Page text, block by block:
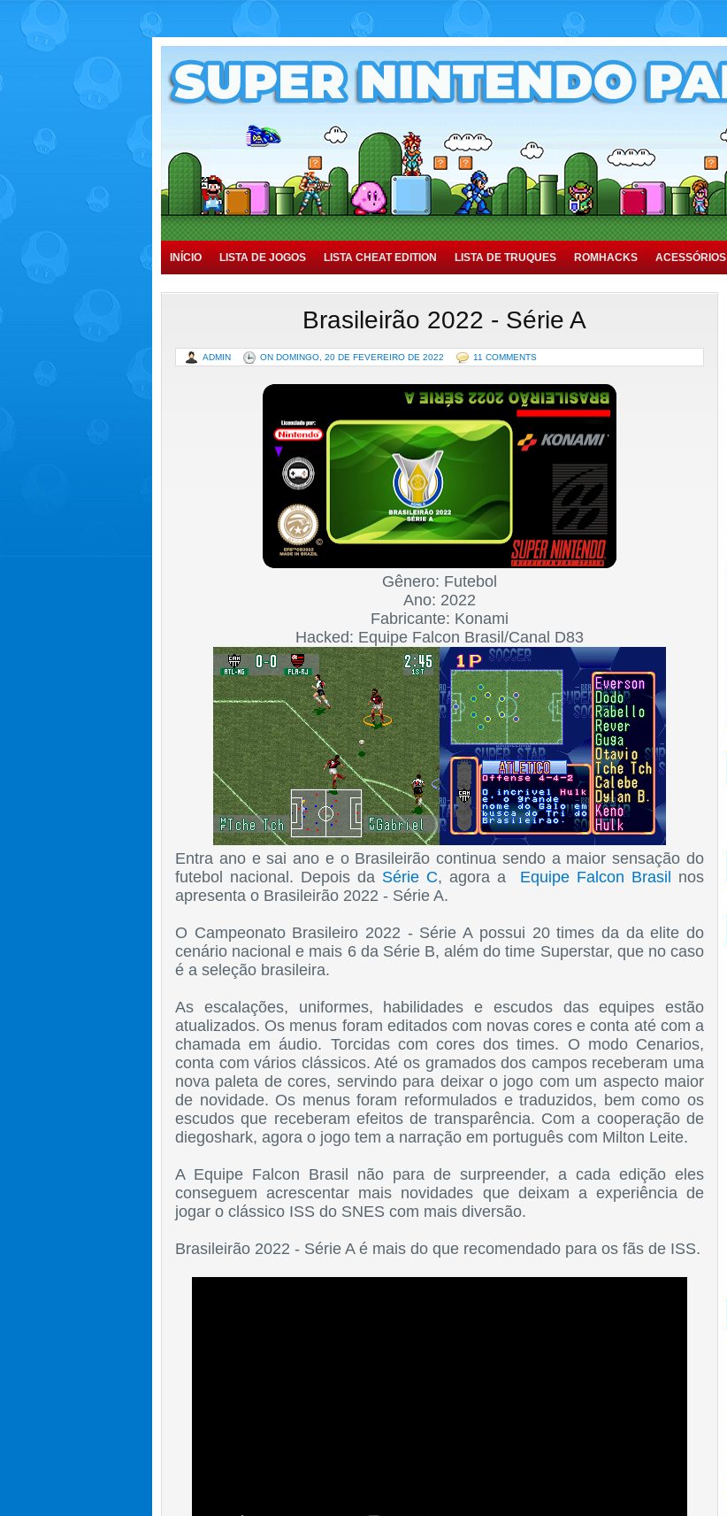
INÍCIO LISTA DE JOGOS LISTA CHEAT EDITION LISTA DE TRUQUES ROMHACKS ACESSÓRIOS
TUTORIAIS HISTÓRIA
Brasileirão 2022 - Série A
ADMIN ON DOMINGO, 20 DE FEVEREIRO DE 2022 11 COMMENTS
Gênero: Futebol
Ano: 2022
Fabricante: Konami
Hacked: Equipe Falcon Brasil/Canal D83
Entra ano e sai ano e o Brasileirão continua sendo a maior sensação do
futebol nacional. Depois da Série C, agora a Equipe Falcon Brasil
nos
apresenta o Brasileirão 2022 - Série A.
O Campeonato Brasileiro 2022 - Série A possui 20 times da da elite do
cenário nacional e mais 6 da Série B, além do time Superstar, que no caso
é a seleção brasileira.
As escalações, uniformes, habilidades e escudos das equipes estão
atualizados. Os menus foram editados com novas cores e conta até com a
chamada em áudio. Torcidas com cores dos times. O modo Cenarios,
conta com vários clássicos. Até os gramados dos campos receberam uma
nova paleta de cores, servindo para deixar o jogo com um aspecto maior
de novidade. Os menus foram reformulados e traduzidos, bem como os
escudos que receberam efeitos de transparência. Com a cooperação de
diegoshark, agora o jogo tem a narração em português com Milton Leite.
A Equipe Falcon Brasil não para de surpreender, a cada edição eles
conseguem acrescentar mais novidades que deixam a experiência de
jogar o clássico ISS do SNES com mais diversão.
Brasileirão 2022 - Série A é mais do que recomendado para os fãs de ISS.